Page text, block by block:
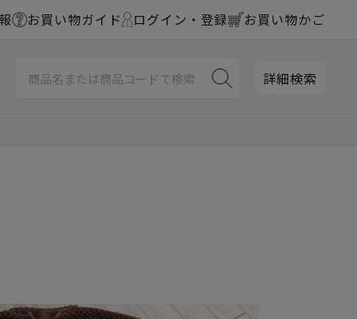
お買い物ガイド ログイン・登録 お買い物かご
詳細検索